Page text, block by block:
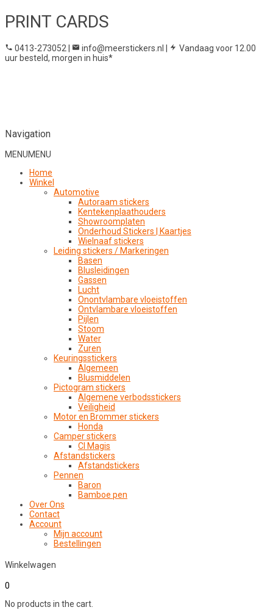
PRINT CARDS
0413-273052 | info@meerstickers.nl |
Vandaag voor 12.00
uur besteld, morgen in huis*
Navigation
MENUMENU
Home
Winkel
Automotive
Autoraam stickers
Kentekenplaathouders
Showroomplaten
Onderhoud Stickers | Kaartjes
Wielnaaf stickers
Leiding stickers / Markeringen
Basen
Blusleidingen
Gassen
Lucht
Onontvlambare vloeistoffen
Ontvlambare vloeistoffen
Pijlen
Stoom
Water
Zuren
Keuringsstickers
Algemeen
Blusmiddelen
Pictogram stickers
Algemene verbodsstickers
Veiligheid
Motor en Brommer stickers
Honda
Camper stickers
CI Magis
Afstandstickers
Afstandstickers
Pennen
Baron
Bamboe pen
Over Ons
Contact
Account
Mijn account
Bestellingen
Winkelwagen
0
No products in the cart.